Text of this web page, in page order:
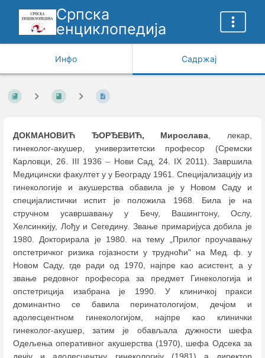
Српска
енциклопедија
Инфо Садржај
ДОКМАНОВИЋ ЂОРЂЕВИЋ, Мирослава, лекар,
гинеколог-акушер, универзитетски професор (Сремски
Карловци, 26. III 1936– Нови Сад, 24. IX 2011). Завршила
Медицински факултет у у Београду 1961. Специјализацију из
гинекологије и акушерства обавила је у Новом Саду и
специјалистички испит је положила 1968. Била је на
стручном усавршавању у Бечу, Вашингтону, Ослу,
Хелсинкију, Лођу и Сегедину. Звање примаријуса добила је
1980. Докторирала је 1980. на тему „Прилог проучавању
опстетричког ризика гојазности у трудноћи" на Мед. ф. у
Новом Саду, где ради од 1970, најпре као асистент, а у
звање редовног професора за предмет Гинекологија и
опстетриција изабрана је 1990. У клиничкој пракси
доминантно се бавила перинатологијом, дечјом и
адолесцентном гинекологијом, најпре као клинички
гинеколог-акушер, затим је обављала дужности шефа
Одељења оперативног акушерства (1970), шефа Одсека за